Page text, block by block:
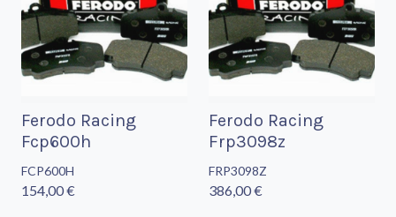
Ferodo Racing
Fcp600h
FCP600H
154,00 €
Ferodo Racing
Frp3098z
FRP3098Z
386,00 €